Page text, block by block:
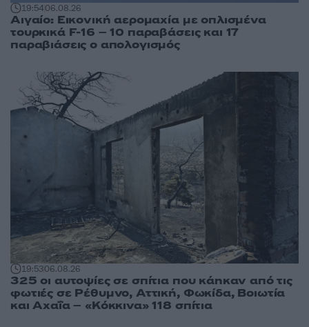
19:5406.08.26
Αιγαίο: Εικονική αερομαχία με οπλισμένα
τουρκικά F-16 – 10 παραβάσεις και 17
παραβιάσεις ο απολογισμός
19:5306.08.26
325 οι αυτοψίες σε σπίτια που κάηκαν από τις
φωτιές σε Ρέθυμνο, Αττική, Φωκίδα, Βοιωτία
και Αχαΐα – «Κόκκινα» 118 σπίτια